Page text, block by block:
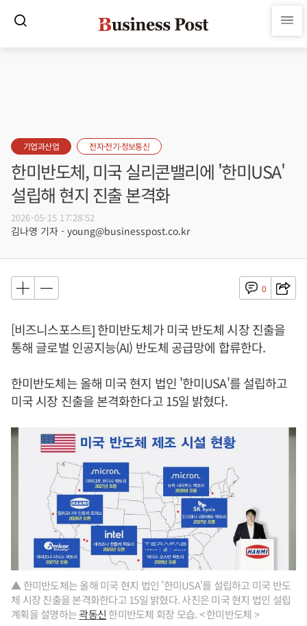
기업과산업 전자·전기·정보통신
한미반도체, 미국 실리콘밸리에 '한미USA'
설립해 현지 진출 본격화
2026-05-15 17:28:52
김나영 기자 - young@businesspost.co.kr
0
[비즈니스포스트] 한미반도체가 미국 반도체 시장 진출을
통해 글로벌 인공지능(AI) 반도체 공급망에 합류한다.
한미반도체는 올해 미국 현지 법인 '한미USA'를 설립하고
미국 시장 진출을 본격화한다고 15일 밝혔다.
▲ 한미반도체는 올해 미국 현지 법인 '한미USA'를 설립하고 미국 반도
체 시장 진출을 본격화한다고 15일 밝혔다. 사진은 미국 현지 법인 설립
계획을 설명하는곽동신 한미반도체 회장 모습. < 한미반도체 >